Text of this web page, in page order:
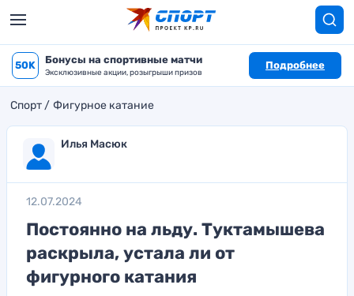
50K Бонусы на спортивные матчи
Эксклюзивные акции, розыгрыши призов
Подробнее
Спорт Фигурное катание
Илья Масюк
12.07.2024
Постоянно на льду. Туктамышева
раскрыла, устала ли от
фигурного катания